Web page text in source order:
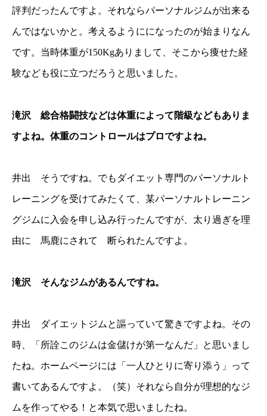
評判だったんですよ。それならパーソナルジムが出来る
んではないかと。考えるようにになったのが始まりなん
です。当時体重が150Kgありまして、そこから痩せた経
験なども役に立つだろうと思いました。
滝沢 総合格闘技などは体重によって階級などもありま
すよね。体重のコントロールはプロですよね。
井出 そうですね。でもダイエット専門のパーソナルト
レーニングを受けてみたくて、某パーソナルトレーニン
グジムに入会を申し込み行ったんですが、太り過ぎを理
由に 馬鹿にされて 断られたんですよ。
滝沢 そんなジムがあるんですね。
井出 ダイエットジムと謳っていて驚きですよね。その
時、「所詮このジムは金儲けが第一なんだ」と思いまし
たね。ホームページには「一人ひとりに寄り添う」って
書いてあるんですよ。（笑）それなら自分が理想的なジ
ムを作ってやる！と本気で思いましたね。